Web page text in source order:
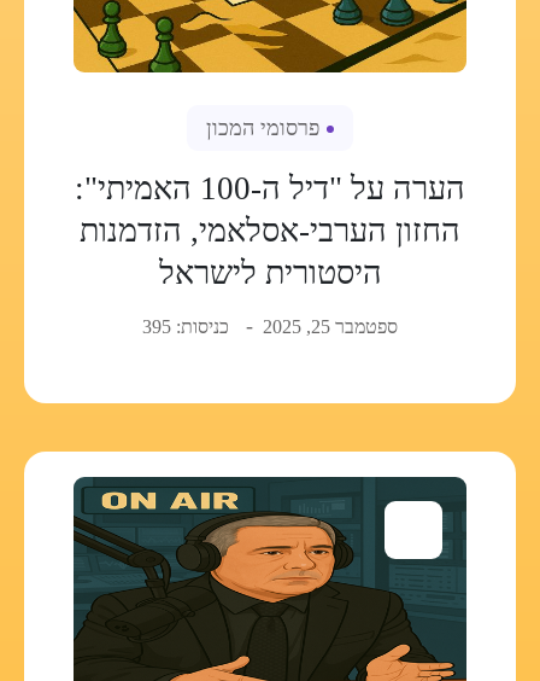
פרסומי המכון
הערה על "דיל ה-100 האמיתי":
החזון הערבי-אסלאמי, הזדמנות
היסטורית לישראל
ספטמבר 25, 2025 כניסות: 395